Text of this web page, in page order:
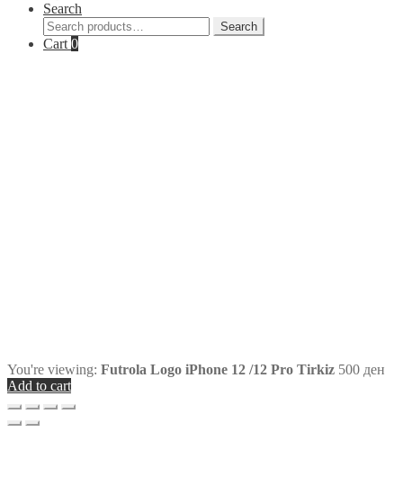
Search
Search
for:
Search
Cart 0
You're viewing: Futrola Logo iPhone 12 /12 Pro Tirkiz 500 ден
Add to cart